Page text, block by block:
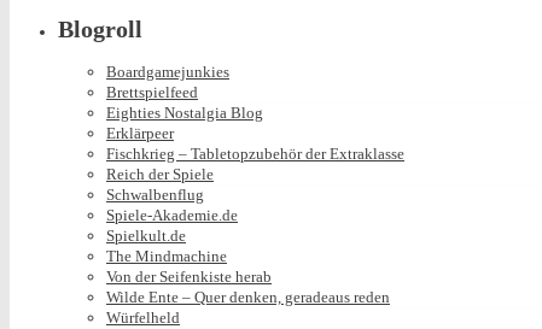
Blogroll
Boardgamejunkies
Brettspielfeed
Eighties Nostalgia Blog
Erklärpeer
Fischkrieg – Tabletopzubehör der Extraklasse
Reich der Spiele
Schwalbenflug
Spiele-Akademie.de
Spielkult.de
The Mindmachine
Von der Seifenkiste herab
Wilde Ente – Quer denken, geradeaus reden
Würfelheld